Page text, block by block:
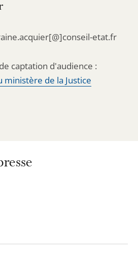
etat.fr
captation d'audience :
ministère de la Justice